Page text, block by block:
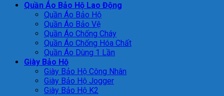
Quần Áo Bảo Hộ Lao Động
Quần Áo Bảo Hộ
Quần Áo Bảo Vệ
Quần Áo Chống Cháy
Quần Áo Chống Hóa Chất
Quần Áo Dùng 1 Lần
Giày Bảo Hộ
Giày Bảo Hộ Công Nhân
Giày Bảo Hộ Jogger
Giày Bảo Hộ K2